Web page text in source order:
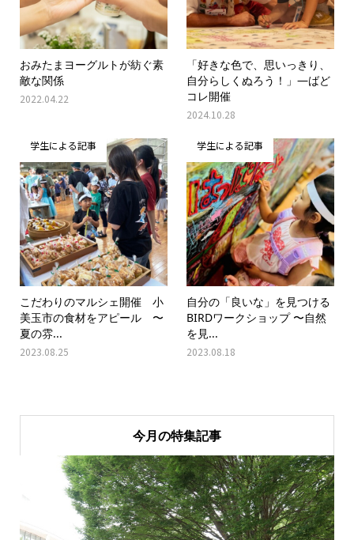
おみたまヨーグルトが紡ぐ素
敵な関係
2022.04.22
「好きな色で、思いっきり、
自分らしくぬろう！」―ばど
コレ開催
2024.10.28
学生による記事
こだわりのマルシェ開催 小
美玉市の食材をアピール 〜
夏の雰...
2023.08.25
学生による記事
自分の「良いな」を見つける
BIRDワークショップ 〜自然
を見...
2023.08.18
今月の特集記事